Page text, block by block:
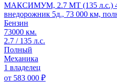
МАКСИМУМ, 2.7 MT (135 л.с.)
внедорожник 5д., 73 000 км,
Бензин
73000 км.
2.7 / 135 л.с.
Полный
Механика
1 владелец
от 583 000 ₽